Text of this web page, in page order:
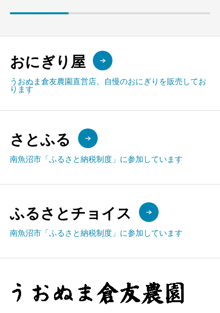
おにぎり屋
うおぬま倉友農園直営店、自慢のおにぎりを販売してお
ります
さとふる
南魚沼市「ふるさと納税制度」に参加しています
ふるさとチョイス
南魚沼市「ふるさと納税制度」に参加しています